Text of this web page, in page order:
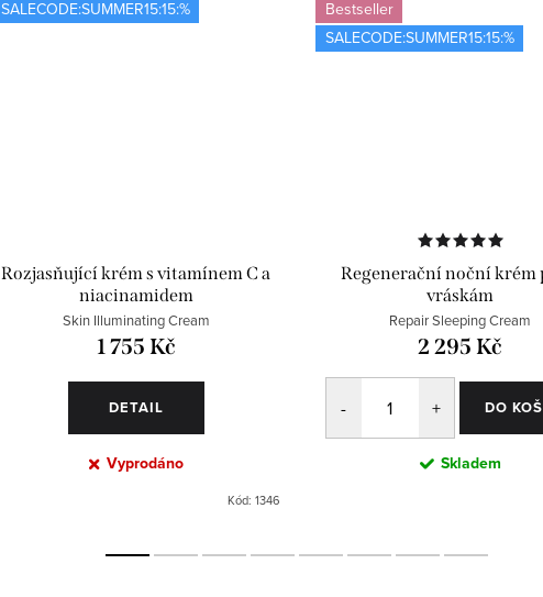
SALECODE:SUMMER15:15:%
Rozjasňující krém s vitamínem C a
niacinamidem
Skin Illuminating Cream
1 755 Kč
DETAIL
Vyprodáno
Kód: 1346
Bestseller
SALECODE:SUMMER15:15:%
Regenerační noční krém
vráskám
Repair Sleeping Cream
2 295 Kč
DO
Skladem